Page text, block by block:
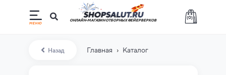
(0)
ОНЛАЙН-МАГАЗИН ОТБОРНЫХ ФЕЙЕРВЕРКОВ
Назад Главная › Каталог